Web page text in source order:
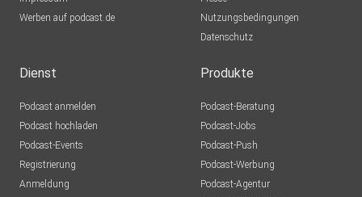
Werben auf podcast.de
Nutzungsbedingungen
Datenschutz
Dienst
Podcast anmelden
Podcast hochladen
Podcast-Events
Registrierung
Anmeldung
Produkte
Podcast-Beratung
Podcast-Jobs
Podcast-Push
Podcast-Werbung
Podcast-Agentur